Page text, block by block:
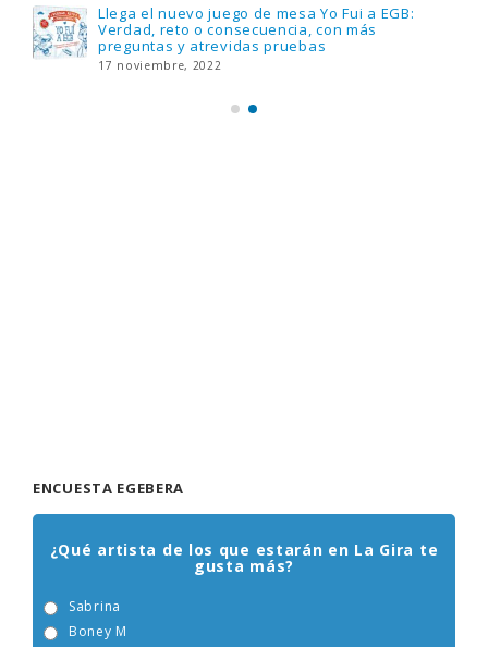
Llega el nuevo juego de mesa Yo Fui a EGB:
Verdad, reto o consecuencia, con más
preguntas y atrevidas pruebas
17 noviembre, 2022
ENCUESTA EGEBERA
¿Qué artista de los que estarán en La Gira te
gusta más?
Sabrina
Boney M